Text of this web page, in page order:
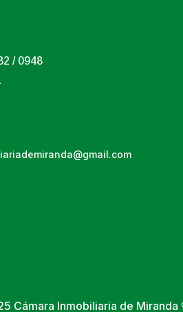
/ 0948
Cámara Inmobiliaria de Miranda